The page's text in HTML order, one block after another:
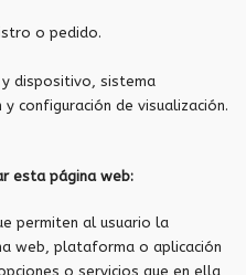
o pedido.
dispositivo, sistema
configuración de visualización.
esta página web:
permiten al usuario la
web, plataforma o aplicación
o servicios que en ella